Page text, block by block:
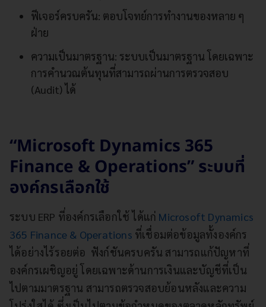
ฟีเจอร์ครบครัน: ตอบโจทย์การทำงานของหลาย ๆ
ฝ่าย
ความเป็นมาตรฐาน: ระบบเป็นมาตรฐาน โดยเฉพาะ
การคำนวณต้นทุนที่สามารถผ่านการตรวจสอบ
(Audit) ได้
“Microsoft Dynamics 365
Finance & Operations” ระบบที่
องค์กรเลือกใช้
ระบบ ERP ที่องค์กรเลือกใช้ ได้แก่ Microsoft Dynamics
365 Finance & Operations ที่เชื่อมต่อข้อมูลทั้งองค์กร
ได้อย่างไร้รอยต่อ ฟังก์ชันครบครัน สามารถแก้ปัญหาที่
องค์กรเผชิญอยู่ โดยเฉพาะด้านการเงินและบัญชีที่เป็น
ไปตามมาตรฐาน สามารถตรวจสอบย้อนหลังและความ